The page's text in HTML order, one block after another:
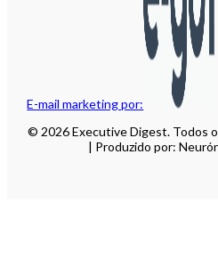
E-mail marketing por:
© 2026 Executive Digest. Todos
| Produzido por: